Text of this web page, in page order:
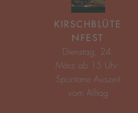
KIRSCHBLÜTE
NFEST